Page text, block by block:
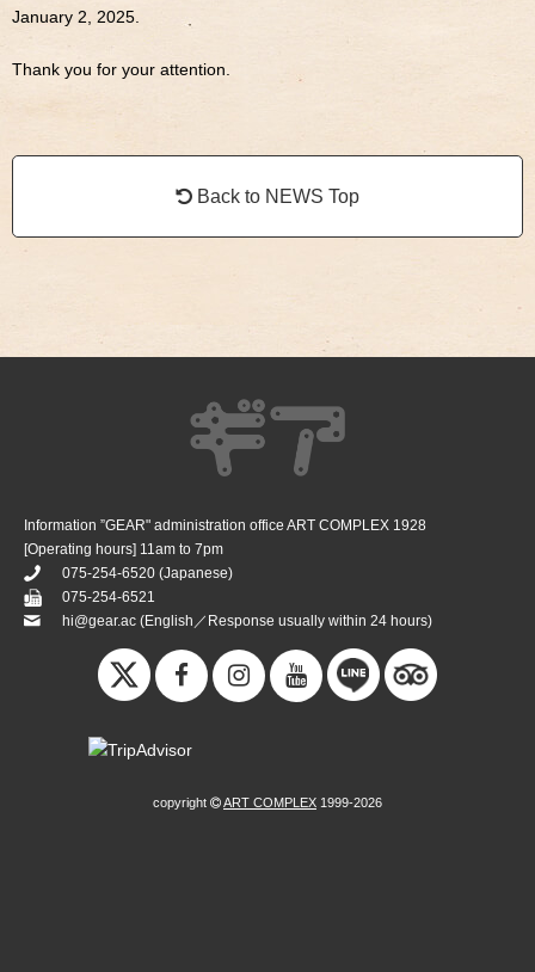
January 2, 2025.
Thank you for your attention.
Back to NEWS Top
Information ”GEAR" administration office ART COMPLEX 1928
[Operating hours] 11am to 7pm
075-254-6520 (Japanese)
075-254-6521
hi@gear.ac (English／Response usually within 24 hours)
copyright ART COMPLEX 1999-2026